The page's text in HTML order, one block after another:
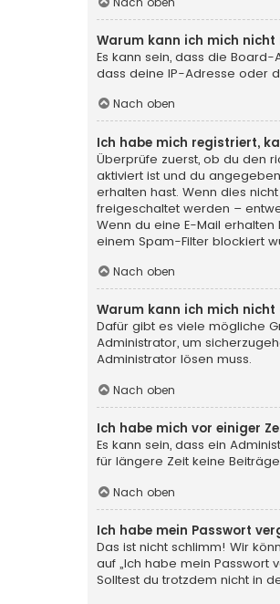
Warum kann ich mich nicht
Es kann sein, dass die
dass deine IP-Adresse oder
Nach oben
Ich habe mich registriert,
Überprüfe zuerst, ob du den
aktiviert ist und du
erhalten hast. Wenn dies
freigeschaltet werden –
Wenn du eine E-Mail
einem Spam-Filter blockiert
Nach oben
Warum kann ich mich nicht
Dafür gibt es viele mögliche
Administrator, um
Administrator lösen muss.
Nach oben
Ich habe mich vor einiger
Es kann sein, dass ein
für längere Zeit keine
Nach oben
Ich habe mein Passwort
Das ist nicht schlimm! Wir
auf „Ich habe mein Passwort
Solltest du trotzdem nicht in